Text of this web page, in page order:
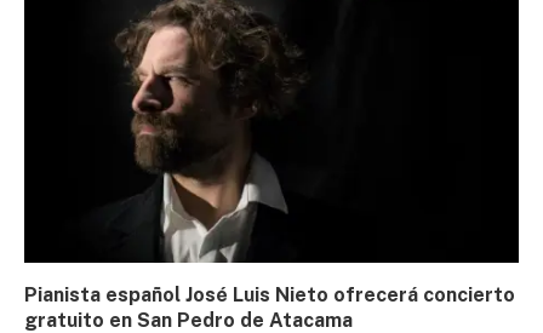
Pianista español José Luis Nieto ofrecerá concierto
gratuito en San Pedro de Atacama